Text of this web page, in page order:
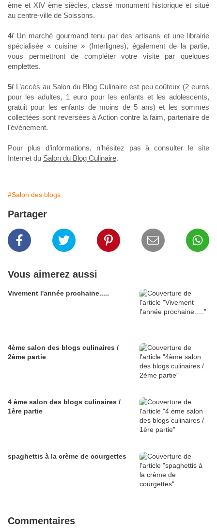
ème et XIV ème siècles, classé monument historique et situé
au centre-ville de Soissons.
4/ Un marché gourmand tenu par des artisans et une librairie
spécialisée « cuisine » (Interlignes), également de la partie,
vous permettront de compléter votre visite par quelques
emplettes.
5/ L’accès au Salon du Blog Culinaire est peu coûteux (2 euros
pour les adultes, 1 euro pour les enfants et les adolescents,
gratuit pour les enfants de moins de 5 ans) et les sommes
collectées sont reversées à Action contre la faim, partenaire de
l’événement.
Pour plus d’informations, n’hésitez pas à consulter le site
Internet du Salon du Blog Culinaire.
#Salon des blogs
Partager
Vous aimerez aussi
Vivement l'année prochaine.....
4ème salon des blogs culinaires /
2ème partie
4 ème salon des blogs culinaires /
1ère partie
spaghettis à la crème de courgettes
Commentaires